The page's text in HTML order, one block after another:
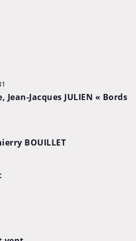
Jean-Jacques JULIEN « Bords
BOUILLET